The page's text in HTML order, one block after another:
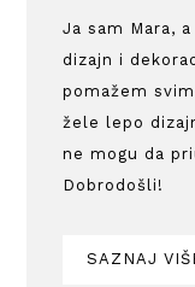
Ja sam Mara,
dizajn i
pomažem
žele lepo
ne mogu da
Dobrodošli!
SAZNAJ